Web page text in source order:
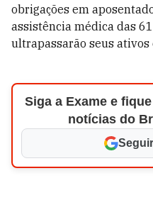
obrigações em
assistência médica das
ultrapassarão seus ativos
Siga a Exame e
notícias do